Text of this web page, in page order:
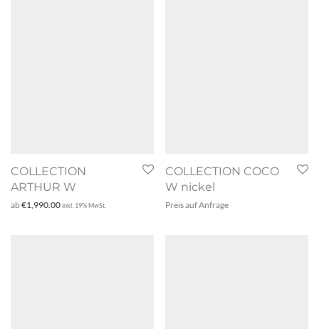
COLLECTION
ARTHUR W
ab€1,990.00inkl. 19% MwSt.
COLLECTION COCO
W nickel
Preis auf Anfrage